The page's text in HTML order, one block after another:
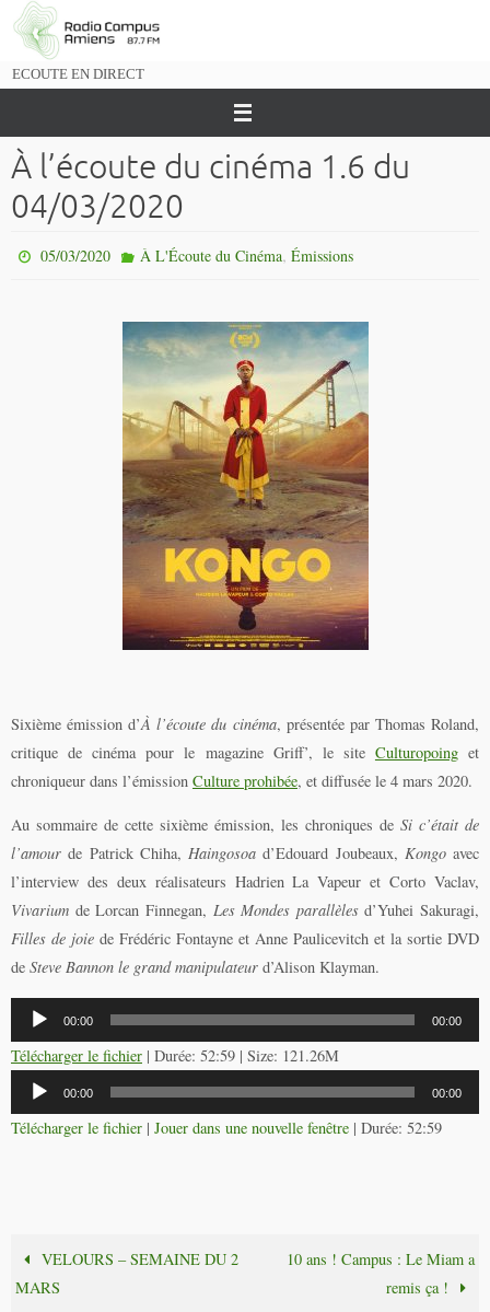
Passer
vers
ECOUTE EN DIRECT
À l’écoute du cinéma 1.6 du
04/03/2020
05/03/2020 À L'Écoute du Cinéma, Émissions
Sixième émission d’À l’écoute du cinéma, présentée par Thomas Roland,
critique de cinéma pour le magazine Griff’, le site Culturopoinget
chroniqueur dans l’émission Culture prohibée, et diffusée le 4 mars 2020.
Au sommaire de cette sixième émission, les chroniques de Si c’était de
l’amourde Patrick Chiha, Haingosoa d’Edouard Joubeaux, Kongoavec
l’interview des deux réalisateurs Hadrien La Vapeur et Corto Vaclav,
Vivarium de Lorcan Finnegan, Les Mondes parallèlesd’Yuhei Sakuragi,
Filles de joie de Frédéric Fontayne et Anne Paulicevitch et la sortie DVD
de Steve Bannon le grand manipulateur d’Alison Klayman.
Lecteur
audio
00:00 00:00
Télécharger le fichier | Durée: 52:59 | Size: 121.26M
Lecteur
audio
00:00 00:00
Télécharger le fichier | Jouer dans une nouvelle fenêtre | Durée: 52:59
VELOURS – SEMAINE DU 2
MARS
10 ans ! Campus : Le Miam a
remis ça !